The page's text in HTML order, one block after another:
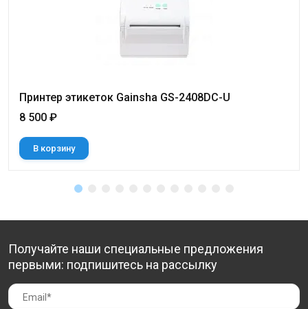
Принтер этикеток Gainsha GS-2408DC-U
8 500 ₽
В корзину
Получайте наши специальные предложения
первыми: подпишитесь на рассылку